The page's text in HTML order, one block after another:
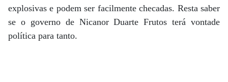
explosivas e podem ser facilmente checadas. Resta saber
se o governo de Nicanor Duarte Frutos terá vontade
política para tanto.